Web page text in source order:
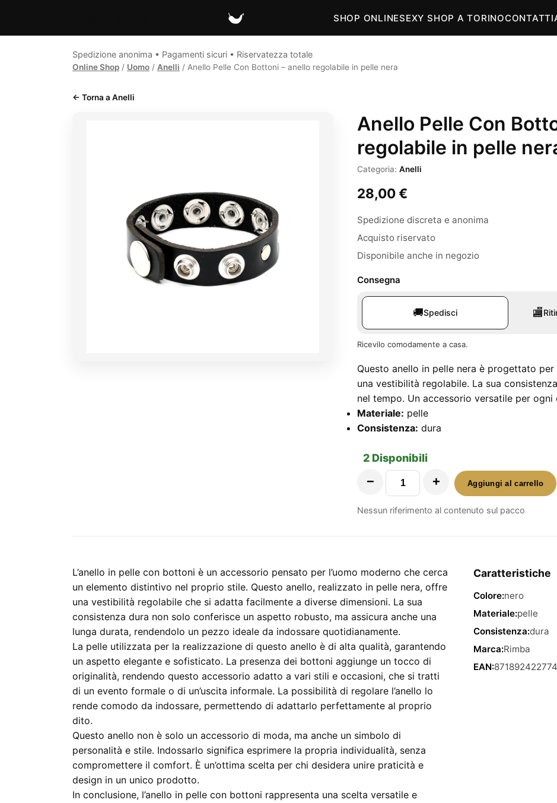
SHOP ONLINESEXY SHOP A TORINOCONTATTI
Spedizione anonima • Pagamenti sicuri • Riservatezza totale
Online Shop / Uomo / Anelli / Anello Pelle Con Bottoni – anello regolabile in pelle nera
← Torna a Anelli
Anello Pelle Con
regolabile in pelle
Categoria: Anelli
28,00€
Spedizione discreta e anonima
Acquisto riservato
Disponibile anche in negozio
Consegna
🚚Spedisci 🏬
Ricevilo comodamente a casa.
Questo anello in pelle nera è progettato
una vestibilità regolabile. La sua
nel tempo. Un accessorio versatile per ogni
Materiale: pelle
Consistenza: dura
2 Disponibili
−
Anello
Pelle
regolabile
in
pelle
nera
quantità
+ Aggiungi al carrello
Nessun riferimento al contenuto sul pacco
L’anello in pelle con bottoni è un accessorio pensato per l’uomo moderno che cerca
un elemento distintivo nel proprio stile. Questo anello, realizzato in pelle nera, offre
una vestibilità regolabile che si adatta facilmente a diverse dimensioni. La sua
consistenza dura non solo conferisce un aspetto robusto, ma assicura anche una
lunga durata, rendendolo un pezzo ideale da indossare quotidianamente.
La pelle utilizzata per la realizzazione di questo anello è di alta qualità, garantendo
un aspetto elegante e sofisticato. La presenza dei bottoni aggiunge un tocco di
originalità, rendendo questo accessorio adatto a vari stili e occasioni, che si tratti
di un evento formale o di un’uscita informale. La possibilità di regolare l’anello lo
rende comodo da indossare, permettendo di adattarlo perfettamente al proprio
dito.
Questo anello non è solo un accessorio di moda, ma anche un simbolo di
personalità e stile. Indossarlo significa esprimere la propria individualità, senza
compromettere il comfort. È un’ottima scelta per chi desidera unire praticità e
design in un unico prodotto.
In conclusione, l’anello in pelle con bottoni rappresenta una scelta versatile e
Caratteristiche
Colore:nero
Materiale:pelle
Consistenza:dura
Marca:Rimba
EAN: